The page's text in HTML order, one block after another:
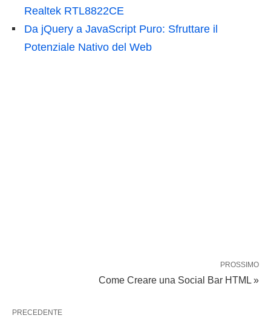
Realtek RTL8822CE
Da jQuery a JavaScript Puro: Sfruttare il
Potenziale Nativo del Web
PROSSIMO
Come Creare una Social Bar HTML »
PRECEDENTE